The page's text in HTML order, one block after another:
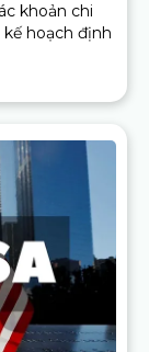
khoản chi
hoạch định